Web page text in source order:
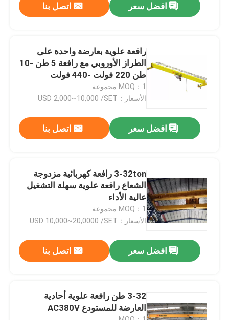
حول بنا
جولة في المعمل
اتصل بنا
رافعة متحركة علوية
رافعة علوية مزدوجة العارضة
رافعة قنطرية متحركة بعارضة مزدوجة
افضل سعر اتصل بنا
رافعة علوية بعارضة واحدة على
الطراز الأوروبي مع رافعة 5 طن -10
طن 220 فولت -440 فولت
MOQ：1 مجموعة
الأسعار：USD 2,000~10,000 /SET
افضل سعر اتصل بنا
3-32ton رافعة كهربائية مزدوجة
الشعاع رافعة علوية سهلة التشغيل
عالية الأداء
MOQ：1 مجموعة
الأسعار：USD 10,000~20,0000 /SET
افضل سعر اتصل بنا
3-32 طن رافعة علوية أحادية
العارضة للمستودع AC380V